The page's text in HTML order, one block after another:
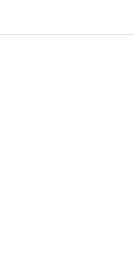
konten